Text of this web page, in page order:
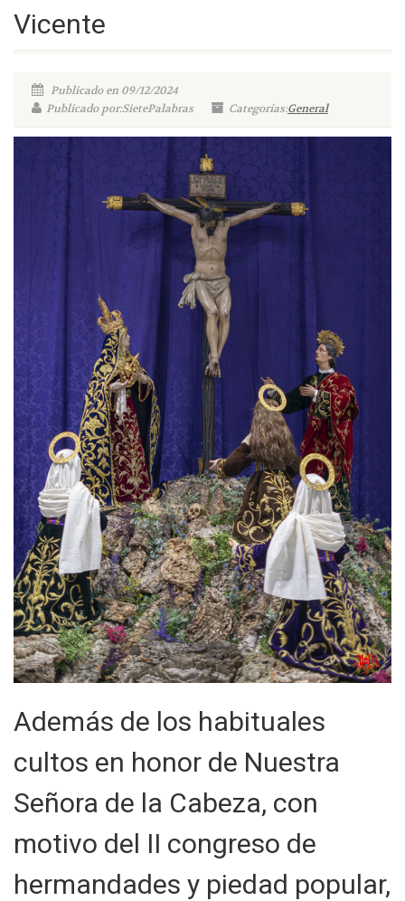
Vicente
Publicado en 09/12/2024
Publicado por:SietePalabras
Categorías:General
Además de los habituales
cultos en honor de Nuestra
Señora de la Cabeza, con
motivo del II congreso de
hermandades y piedad popular,